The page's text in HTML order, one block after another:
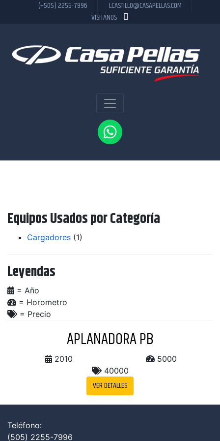
(+505) 2255-7996
LCASTILLO@CASAPELLAS.COM
VISITANOS
Equipos Usados por Categoría
Cargadores (1)
Leyendas
= A­ño
= Horometro
= Precio
APLANADORA PB
2010
5000
40000
VER DETALLES
Teléfono:
(505) 2255-7996